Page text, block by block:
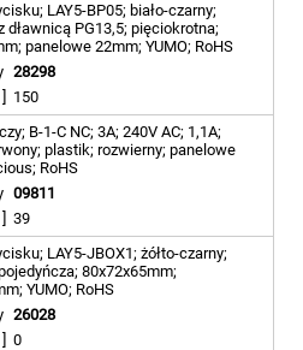
LAY5-BP05; biało-czarny;
dławnicą PG13,5; pięciokrotna;
panelowe 22mm; YUMO; RoHS
28298
150
B-1-C NC; 3A; 240V AC; 1,1A;
plastik; rozwierny; panelowe
RoHS
09811
39
LAY5-JBOX1; żółto-czarny;
80x72x65mm;
YUMO; RoHS
26028
0